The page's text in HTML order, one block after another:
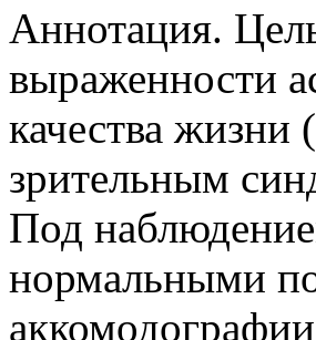
Аннотация.
выраженности
качества
зрительным
Под
нормальными